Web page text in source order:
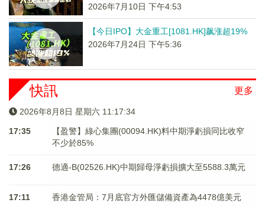
2026年7月10日 下午4:53
【今日IPO】大金重工[1081.HK]飙涨超19%
2026年7月24日 下午5:36
更多
快訊
2026年8月8日 星期六 11:17:34
17:35
【盈警】綠心集團(00094.HK)料中期淨虧損同比收窄
不少於85%
17:26 德適-B(02526.HK)中期歸母淨虧損擴大至5588.3萬元
17:11 香港金管局：7月底官方外匯儲備資產為4478億美元